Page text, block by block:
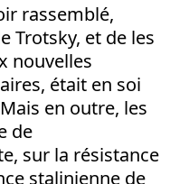
rassemblé,
Trotsky, et de les
nouvelles
était en soi
en outre, les
de
sur la résistance
stalinienne de